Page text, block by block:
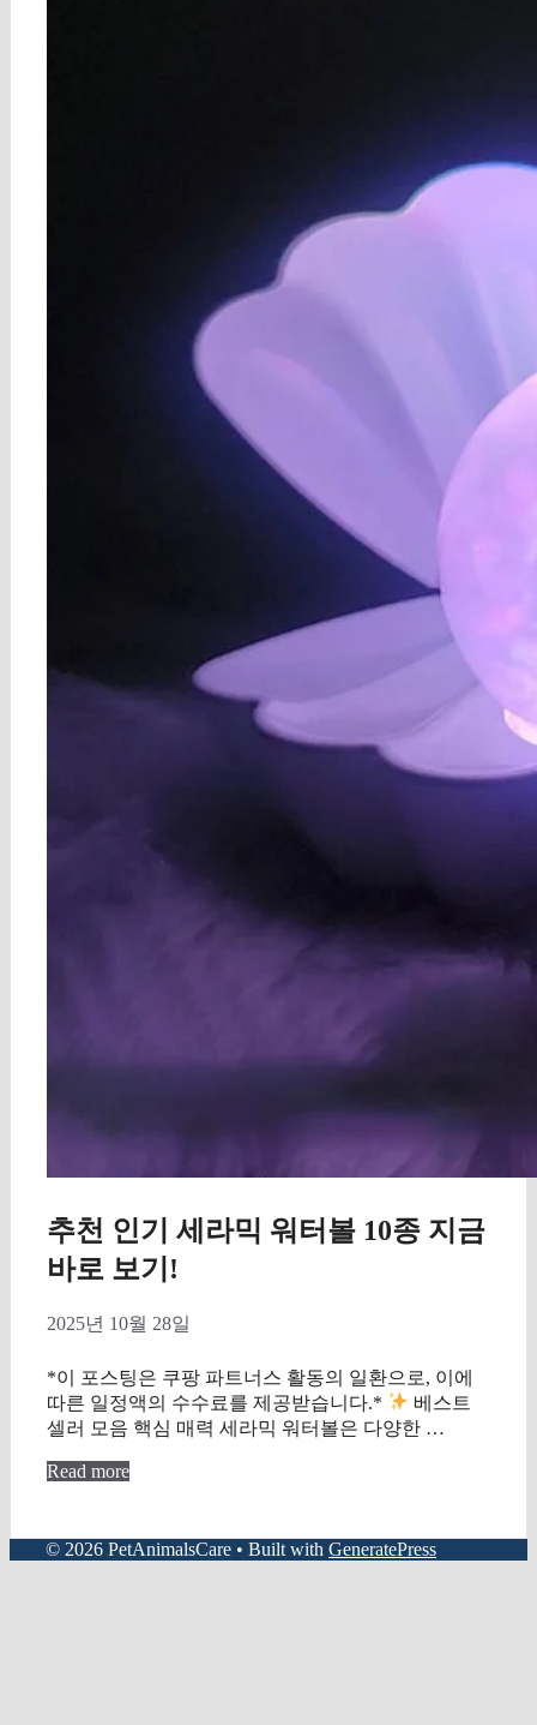
추천 인기 세라믹 워터볼 10종 지금
바로 보기!
2025년 10월 28일
*이 포스팅은 쿠팡 파트너스 활동의 일환으로, 이에
따른 일정액의 수수료를 제공받습니다.*
베스트
셀러 모음 핵심 매력 세라믹 워터볼은 다양한 …
Read more
© 2026 PetAnimalsCare • Built with GeneratePress